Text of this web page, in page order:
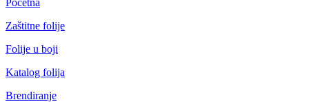
Početna
Zaštitne folije
Folije u boji
Katalog folija
Brendiranje